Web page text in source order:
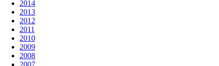
2014
2013
2012
2011
2010
2009
2008
2007